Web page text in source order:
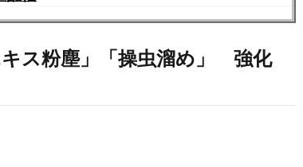
キス粉塵」「操虫溜め」 強化